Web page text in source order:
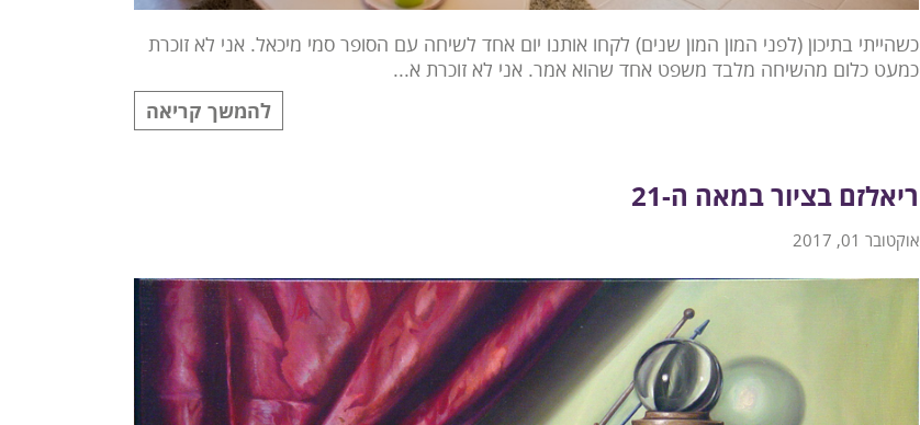
כשהייתי בתיכון (לפני המון המון שנים) לקחו אותנו יום אחד לשיחה עם הסופר סמי מיכאל. אני לא זוכרת
כמעט כלום מהשיחה מלבד משפט אחד שהוא אמר. אני לא זוכרת א...
להמשך קריאה
ריאלזם בציור במאה ה-21
אוקטובר 01, 2017